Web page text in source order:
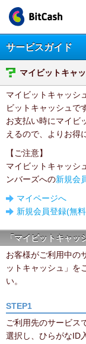
サービスガイド
マイビットキャ
マイビットキャッシ
ビットキャッシュで
お支払い時にマイビ
えるので、よりお得
【ご注意】
マイビットキャッシ
ンバーズへの新規会
マイページへ
新規会員登録(無
「マイビットキャ
お客様がご利用中の
ットキャッシュ」を
い。
STEP1
ご利用先のサービス
選択し、ひらがなID